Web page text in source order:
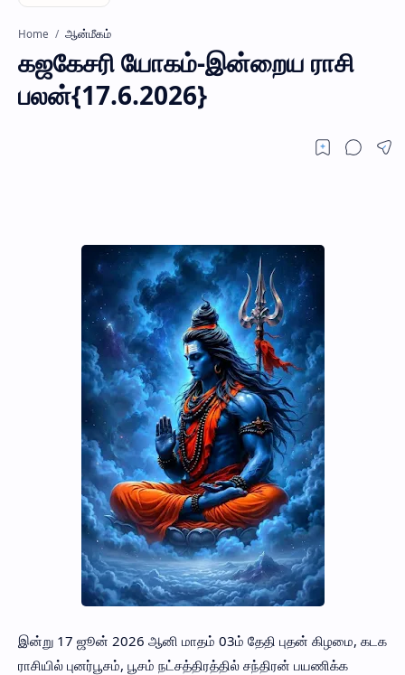
Home ஆன்மீகம்
கஜகேசரி யோகம்-இன்றைய ராசி
பலன்{17.6.2026}
இன்று 17 ஜூன் 2026 ஆனி மாதம் 03ம் தேதி புதன் கிழமை, கடக
ராசியில் புனர்பூசம், பூசம் நட்சத்திரத்தில் சந்திரன் பயணிக்க